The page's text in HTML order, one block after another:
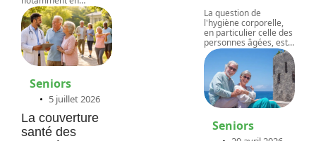
Seniors
5 juillet 2026
La couverture
santé des
La question de
l'hygiène corporelle,
en particulier celle des
personnes âgées, est…
Seniors